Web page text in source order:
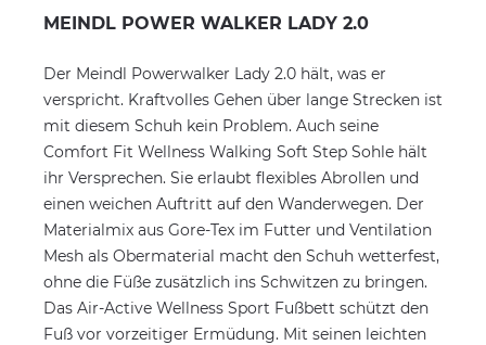
MEINDL POWER WALKER LADY 2.0
Der Meindl Powerwalker Lady 2.0 hält, was er
verspricht. Kraftvolles Gehen über lange Strecken ist
mit diesem Schuh kein Problem. Auch seine
Comfort Fit Wellness Walking Soft Step Sohle hält
ihr Versprechen. Sie erlaubt flexibles Abrollen und
einen weichen Auftritt auf den Wanderwegen. Der
Materialmix aus Gore-Tex im Futter und Ventilation
Mesh als Obermaterial macht den Schuh wetterfest,
ohne die Füße zusätzlich ins Schwitzen zu bringen.
Das Air-Active Wellness Sport Fußbett schützt den
Fuß vor vorzeitiger Ermüdung. Mit seinen leichten